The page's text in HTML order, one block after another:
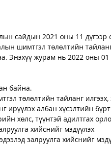
сайдын 2021 оны 11
шимтгэл төлөлтийн
Энэхүү журам нь 2022 оны
байна.
төлөлтийн тайланг илгээх,
ирүүлэх албан хүсэлтийн
хөлс, түүнтэй адилтгах
хийснийг мэдүүлэх
залруулга хийснийг